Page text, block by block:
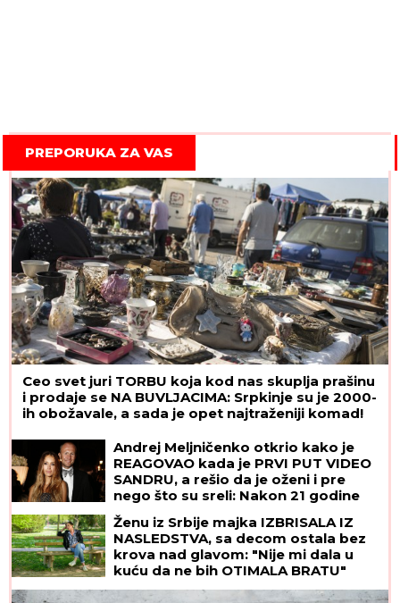
PREPORUKA ZA VAS
Ceo svet juri TORBU koja kod nas skuplja prašinu
i prodaje se NA BUVLJACIMA: Srpkinje su je 2000-
ih obožavale, a sada je opet najtraženiji komad!
Andrej Meljničenko otkrio kako je
REAGOVAO kada je PRVI PUT VIDEO
SANDRU, a rešio da je oženi i pre
nego što su sreli: Nakon 21 godine
braka ovako priča o supruzi, jedan
greh iz mladosti sebi ne može da
oprosti
Ženu iz Srbije majka IZBRISALA IZ
NASLEDSTVA, sa decom ostala bez
krova nad glavom: "Nije mi dala u
kuću da ne bih OTIMALA BRATU"